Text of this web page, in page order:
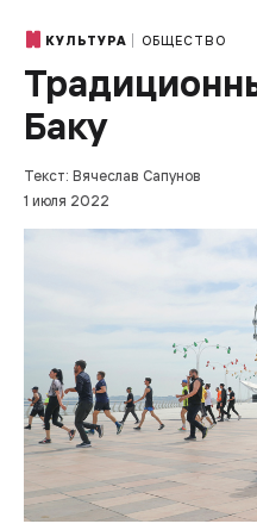
КУЛЬТУРА ОБЩЕСТВО
Баку
Текст: Вячеслав Сапунов
1 июля 2022